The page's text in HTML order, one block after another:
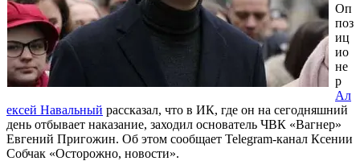
Оп
поз
иц
ио
не
р
Ал
ексей Навальный рассказал, что в ИК, где он на сегодняшний
день отбывает наказание, заходил основатель ЧВК «Вагнер»
Евгений Пригожин. Об этом сообщает Telegram-канал Ксении
Собчак «Осторожно, новости».